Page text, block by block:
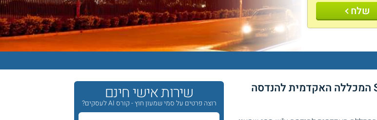
שלח
קורס בינה מלאכותית AI בסיסית לעסקים SCE המכללה האקדמית להנדסה
שירות אישי חינם
רוצה פרטים על סמי שמעון חוץ - קורס AI לעסקים?